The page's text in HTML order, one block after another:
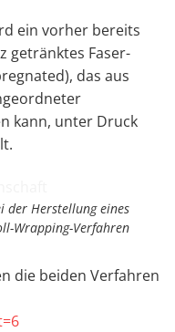
ein vorher bereits
getränktes Faser-
das aus
kann, unter Druck
der Herstellung eines
Wrapping-Verfahren
die beiden Verfahren